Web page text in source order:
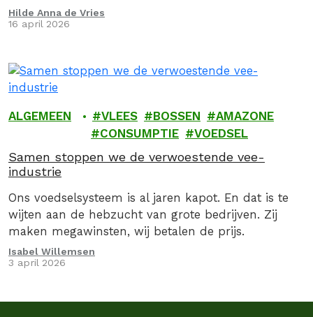
via een convenant invulling aan te geven, stuurden
we op 16 april 2026, samen met de Caring Farmers
Minister van Landbouw, Visserij, Voedselzekerheid…
Hilde Anna de Vries
16 april 2026
ALGEMEEN VLEES BOSSEN
AMAZONE
CONSUMPTIE
VOEDSEL
Samen stoppen we de verwoestende vee-
industrie
Ons voedselsysteem is al jaren kapot. En dat is te
wijten aan de hebzucht van grote bedrijven. Zij
maken megawinsten, wij betalen de prijs.
Isabel Willemsen
3 april 2026